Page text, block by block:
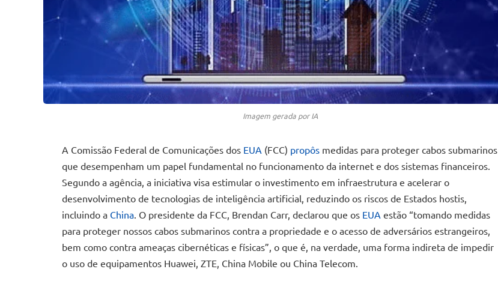
Imagem gerada por IA
A Comissão Federal de Comunicações dos EUA (FCC) propôs medidas para proteger cabos submarinos
que desempenham um papel fundamental no funcionamento da internet e dos sistemas financeiros.
Segundo a agência, a iniciativa visa estimular o investimento em infraestrutura e acelerar o
desenvolvimento de tecnologias de inteligência artificial, reduzindo os riscos de Estados hostis,
incluindo a China. O presidente da FCC, Brendan Carr, declarou que os EUA estão “tomando medidas
para proteger nossos cabos submarinos contra a propriedade e o acesso de adversários estrangeiros,
bem como contra ameaças cibernéticas e físicas”, o que é, na verdade, uma forma indireta de impedir
o uso de equipamentos Huawei, ZTE, China Mobile ou China Telecom.